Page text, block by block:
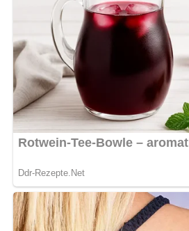
Dieses Rezept eignet sich
Beilage oder eigenständiges
Kombination mit Reis, der die
wunderbar aufnimmt.
Kalorien pro Portion:
ca. 290 kcal
Zubereitungszeit:ca. 40 Minuten
Schwierigkeitsgrad:★★☆☆☆ (2